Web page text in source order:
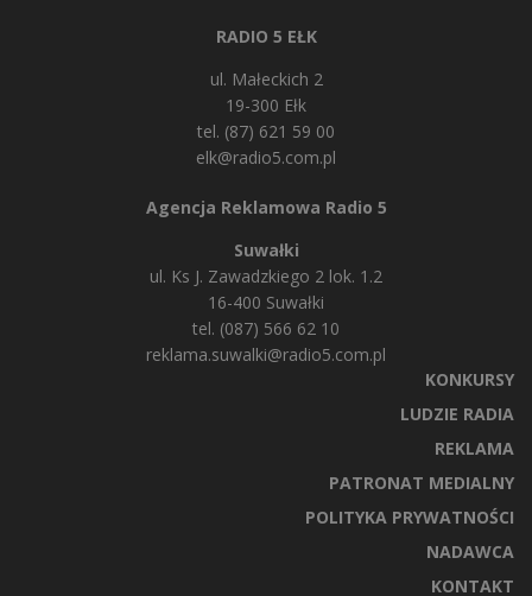
RADIO 5 EŁK
ul. Małeckich 2
19-300 Ełk
tel. (87) 621 59 00
elk@radio5.com.pl
Agencja Reklamowa Radio 5
Suwałki
ul. Ks J. Zawadzkiego 2 lok. 1.2
16-400 Suwałki
tel. (087) 566 62 10
reklama.suwalki@radio5.com.pl
KONKURSY
LUDZIE RADIA
REKLAMA
PATRONAT MEDIALNY
POLITYKA PRYWATNOŚCI
NADAWCA
KONTAKT